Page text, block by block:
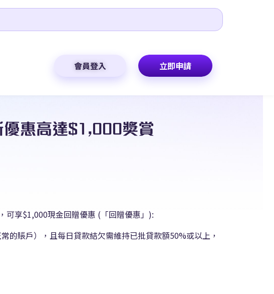
會員登入 立即申請
惠高達$1,000獎賞
可享$1,000現金回贈優惠 (「回贈優惠」):
的賬戶），且每日貸款結欠需維持已批貸款額50%或以上，